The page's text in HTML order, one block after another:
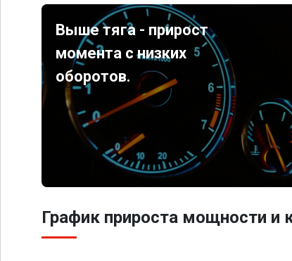
Выше тяга - прирост
момента с низких
оборотов.
График прироста мощности и